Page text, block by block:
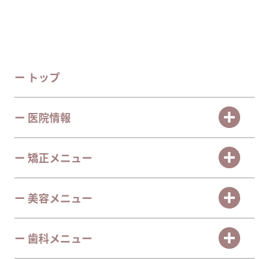
ー トップ
ー 医院情報
ー 矯正メニュー
ー 美容メニュー
ー 歯科メニュー